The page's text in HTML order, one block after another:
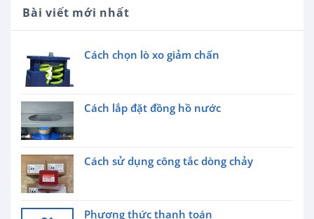
Bài viết mới nhất
Cách chọn lò xo giảm chấn
Cách lắp đặt đồng hồ nước
Cách sử dụng công tắc dòng chảy
Phương thức thanh toán